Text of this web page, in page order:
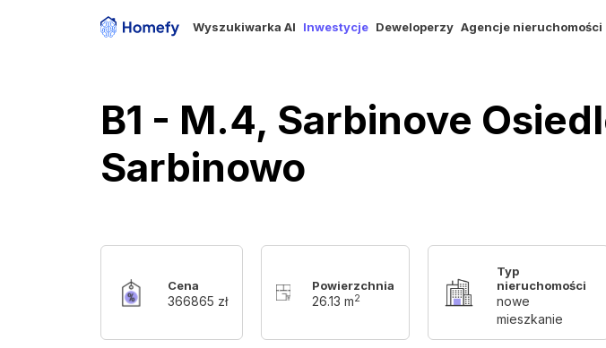
Wyszukiwarka AI Inwestycje Deweloperzy Agencje nieruchomości
B1 - M.4, Sarbinove
Sarbinowo
Cena
366865 zł
Powierzchnia
26.13 m2
Typ
nieruchomości
nowe
mieszkanie